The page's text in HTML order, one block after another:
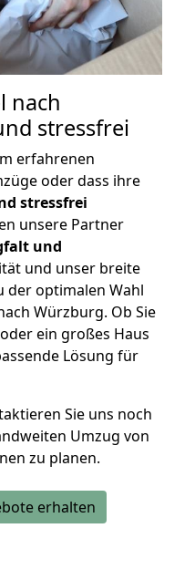
nach
stressfrei
erfahrenen
oder dass ihre
stressfrei
unsere Partner
und
und unser breite
der optimalen Wahl
Würzburg. Ob Sie
ein großes Haus
Lösung für
Sie uns noch
Umzug von
zu planen.
erhalten